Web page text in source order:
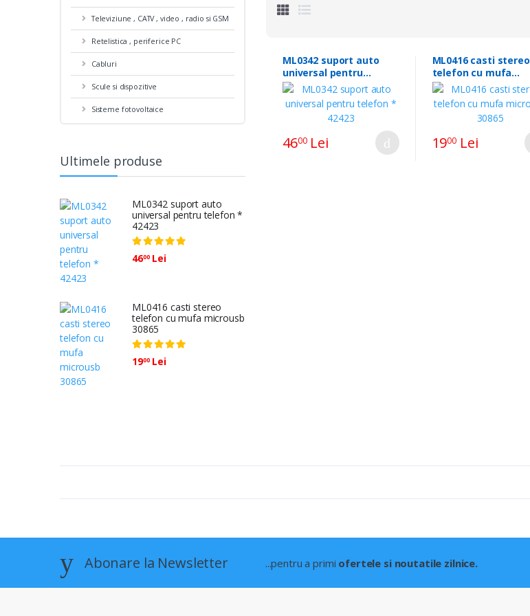
Televiziune , CATV , video , radio si GSM
Retelistica , periferice PC
Cabluri
Scule si dispozitive
Sisteme fotovoltaice
Ultimele produse
ML0342 suport auto
universal pentru telefon *
42423
4600Lei
ML0416 casti stereo
telefon cu mufa microusb
30865
1900Lei
ML0342 suport auto
universal pentru
telefon * 42423
4600Lei
ML0416 casti stereo
telefon cu mufa
microusb 30865
1900Lei
Abonare la Newsletter ...pentru a primi ofertele si noutatile zilnice.